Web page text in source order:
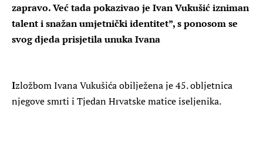
zapravo. Već tada pokazivao je Ivan Vukušić izniman
talent i snažan umjetnički identitet”, s ponosom se
svog djeda prisjetila unuka Ivana
Izložbom Ivana Vukušića obilježena je 45. obljetnica
njegove smrti i Tjedan Hrvatske matice iseljenika.